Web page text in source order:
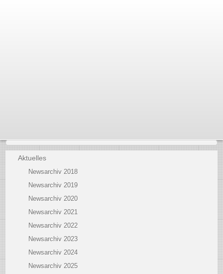
Aktuelles
Newsarchiv 2018
Newsarchiv 2019
Newsarchiv 2020
Newsarchiv 2021
Newsarchiv 2022
Newsarchiv 2023
Newsarchiv 2024
Newsarchiv 2025